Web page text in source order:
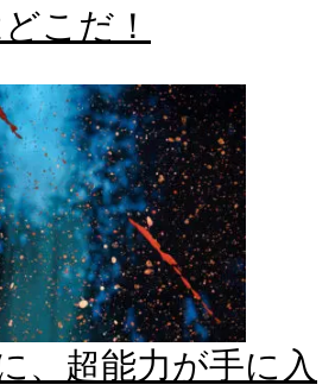
こだ！
、超能力が手に入